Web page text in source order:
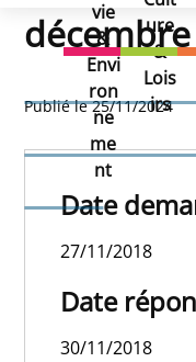
vie
&
Envi
ron
ne
me
nt
ure
&
Lois
irs
2018
Publié le 25/11/2024
Date
27/11/2018
Date
30/11/2018